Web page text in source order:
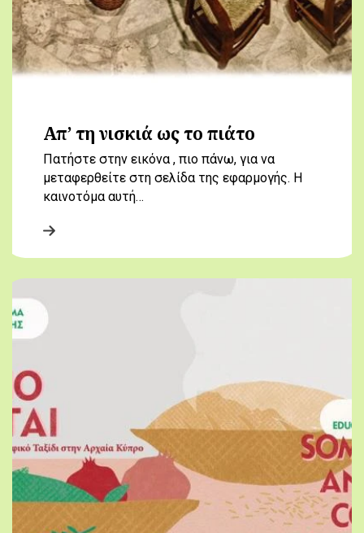
Απ’ τη νισκιά ως το πιάτο
Πατήστε στην εικόνα , πιο πάνω, για να
μεταφερθείτε στη σελίδα της εφαρμογής. Η
καινοτόμα αυτή…